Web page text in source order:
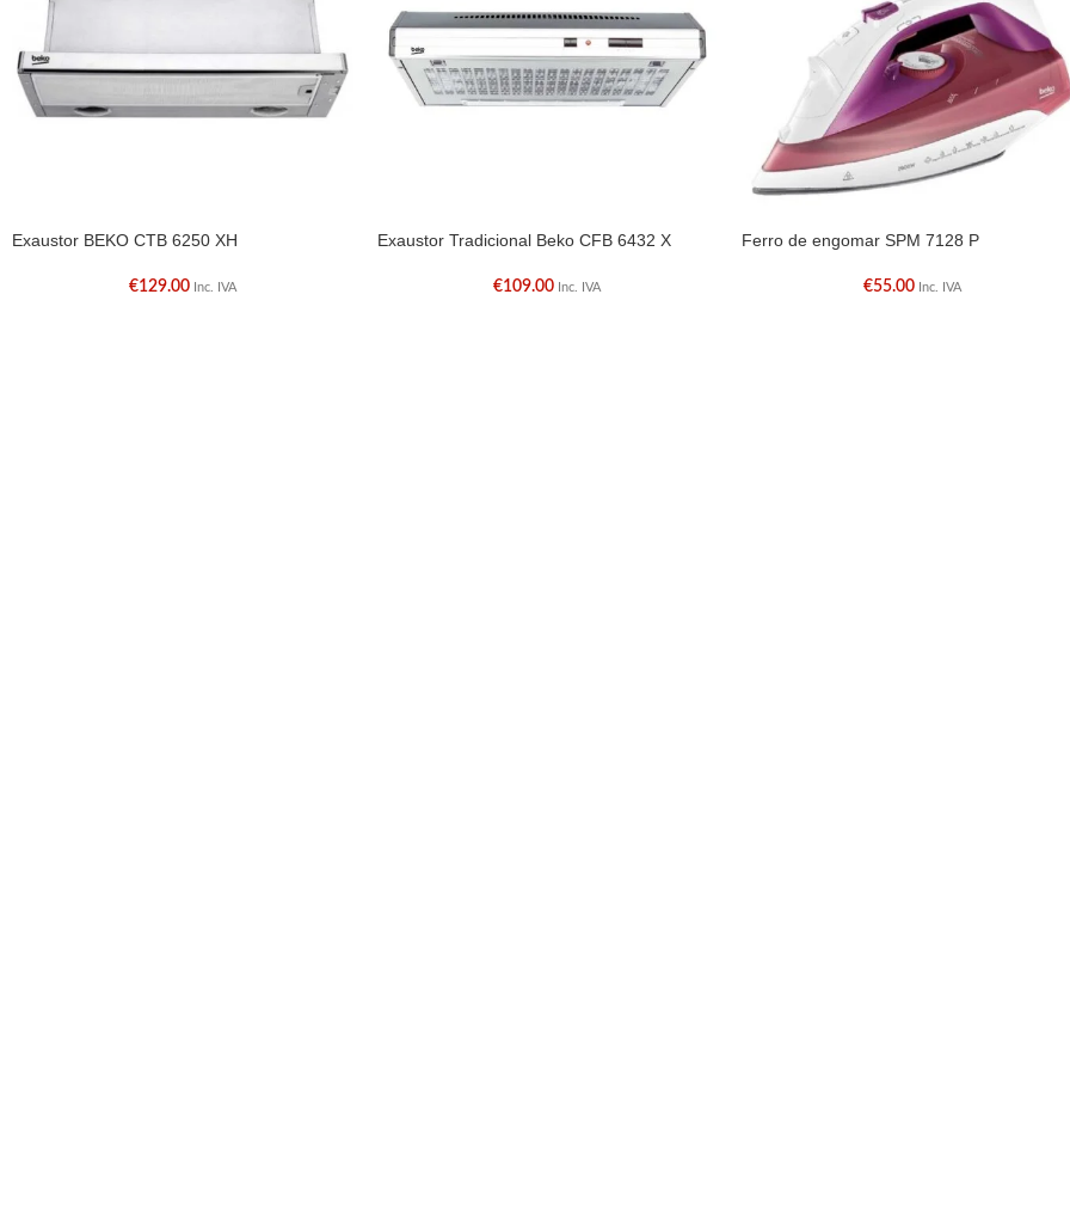
Exaustor BEKO CTB 6250 XH
€129.00 Inc. IVA
Exaustor Tradicional Beko CFB 6432 X
€109.00 Inc. IVA
Ferro de engomar SPM 7128 P
€55.00 Inc. IVA